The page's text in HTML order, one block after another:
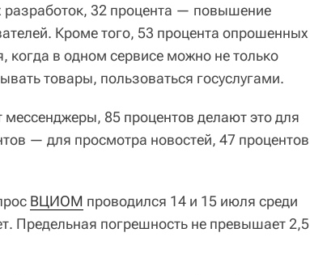
32 процента — повышение
Кроме того, 53 процента опрошенных
когда в одном сервисе можно не только
товары, пользоваться госуслугами.
мессенджеры, 85 процентов делают это для
— для просмотра новостей, 47 процентов
ВЦИОМ проводился 14 и 15 июля среди
Предельная погрешность не превышает 2,5